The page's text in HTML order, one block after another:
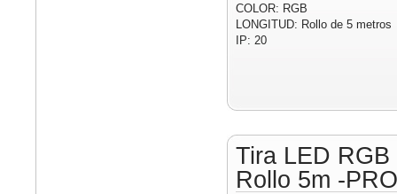
COLOR: RGB
LONGITUD: Rollo de 5 metros
IP: 20
Tira LED
Rollo 5m -